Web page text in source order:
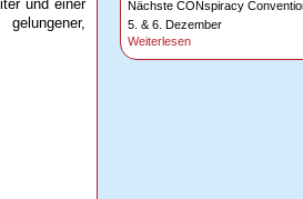
und einer
Nächste CONspiracy
5. & 6. Dezember
Weiterlesen